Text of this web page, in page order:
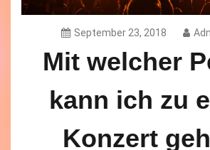
September 23, 2018
Mit welcher
kann ich zu
Konzert